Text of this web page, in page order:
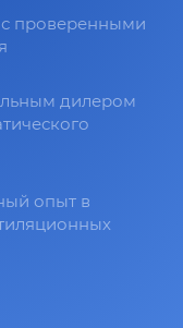
с проверенными
дилером
опыт в